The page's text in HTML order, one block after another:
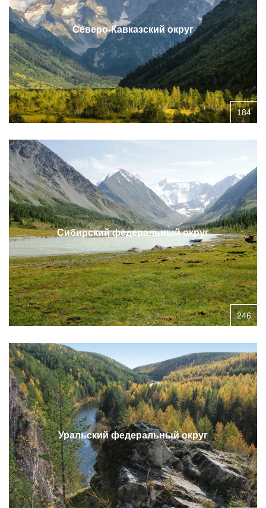
Северо-Кавказский округ
184
Сибирский федеральный округ
246
Уральский федеральный округ